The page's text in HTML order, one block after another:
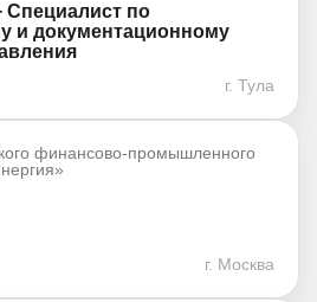
по
и документационному
г. Тула
финансово-промышленного
г. Москва